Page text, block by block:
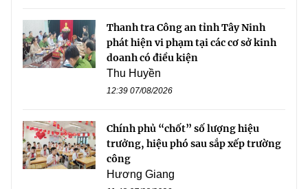
Thanh tra Công an tỉnh Tây Ninh
phát hiện vi phạm tại các cơ sở kinh
doanh có điều kiện
Thu Huyền
12:39 07/08/2026
Chính phủ “chốt” số lượng hiệu
trưởng, hiệu phó sau sắp xếp trường
công
Hương Giang